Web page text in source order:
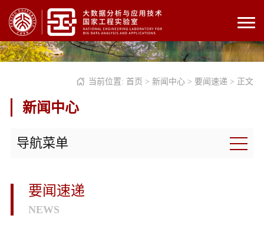
当前位置: 首页 > 新闻中心 > 要闻速递 > 正文
新闻中心
导航菜单
要闻速递
NEWS